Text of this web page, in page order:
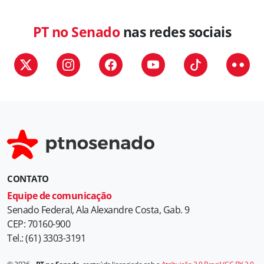
PT no Senadonas redes sociais
CONTATO
Equipe de comunicação
Senado Federal, Ala Alexandre Costa, Gab. 9
CEP: 70160-900
Tel.: (61) 3303-3191